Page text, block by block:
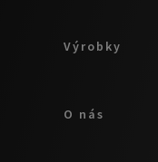
Výrobky
O nás